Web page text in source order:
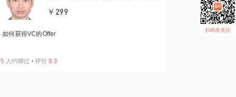
￥299
·如何获得VC的Offer
5 人约聊过 • 评分 9.3
扫码并关注